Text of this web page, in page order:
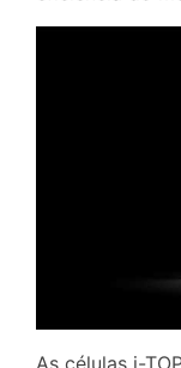
As células i-